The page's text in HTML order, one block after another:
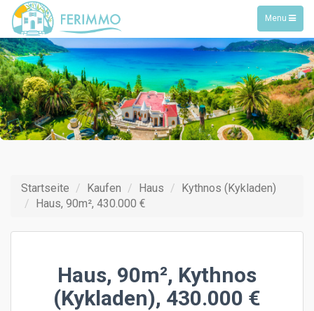
Toggle
navigation
Menu
Startseite Kaufen Haus
Kythnos (Kykladen)
Haus, 90m², 430.000 €
Haus, 90m², Kythnos
(Kykladen), 430.000 €